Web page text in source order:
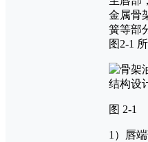
金属骨
簧等部
图2-1 所
图 2-1
1）唇